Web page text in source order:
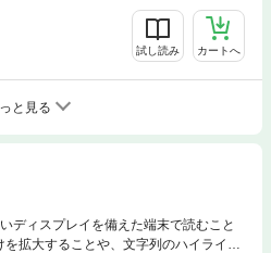
試し読み カートへ
と見る
ディスプレイを備えた端末で読むこと
拡大することや、文字列のハイライ